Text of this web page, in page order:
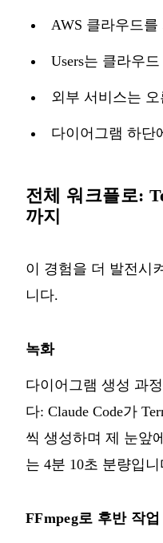
AWS 클라우드를
Users는 클라우
외부 서비스는 오
다이어그램 하단
전체 워크플로:
까지
이 경험을 더 발전시
니다.
녹화
다이어그램 생성 과
다: Claude Code가
씩 생성하며 제 눈앞
는 4분 10초 분량입니
FFmpeg로 후반 작업